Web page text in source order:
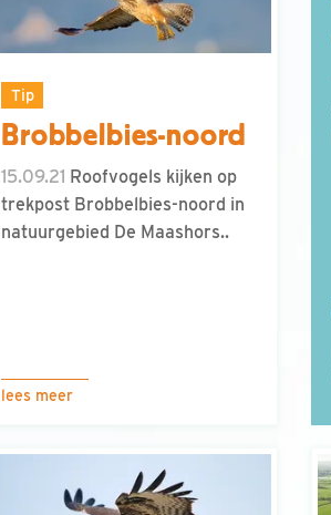
Tip
Brobbelbies-noord
15.09.21 Roofvogels kijken op
trekpost Brobbelbies-noord in
natuurgebied De Maashors..
lees meer